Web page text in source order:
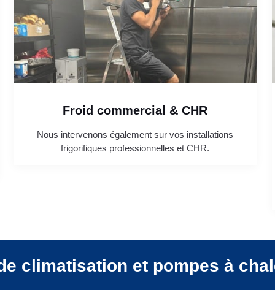
Froid commercial & CHR
Nous intervenons également sur vos installations
frigorifiques professionnelles et CHR.
climatisation et pompes à